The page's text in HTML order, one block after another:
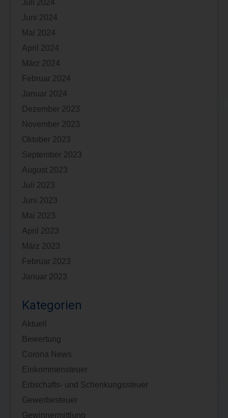
Juli 2024
Juni 2024
Mai 2024
April 2024
März 2024
Februar 2024
Januar 2024
Dezember 2023
November 2023
Oktober 2023
September 2023
August 2023
Juli 2023
Juni 2023
Mai 2023
April 2023
März 2023
Februar 2023
Januar 2023
Kategorien
Aktuell
Bewertung
Corona News
Einkommensteuer
Erbschafts- und Schenkungssteuer
Gewerbesteuer
Gewinnermittlung